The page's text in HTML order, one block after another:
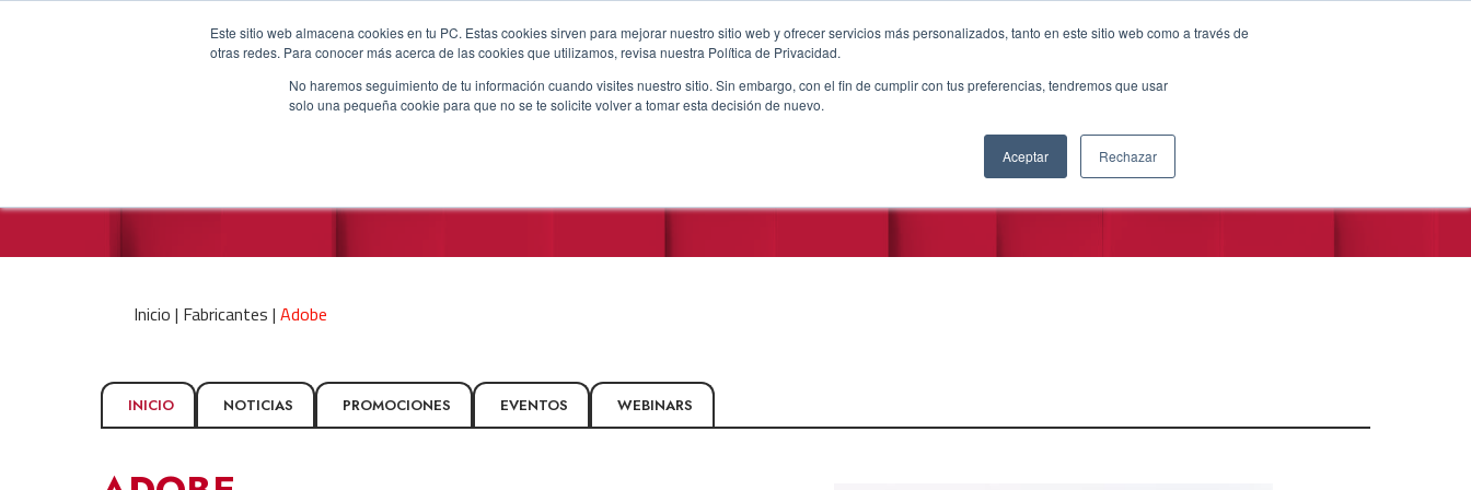
Este sitio web almacena cookies en tu PC. Estas cookies sirven para mejorar nuestro sitio web y ofrecer servicios más personalizados, tanto en este sitio web como a través de
otras redes. Para conocer más acerca de las cookies que utilizamos, revisa nuestra Política de Privacidad.
No haremos seguimiento de tu información cuando visites nuestro sitio. Sin embargo, con el fin de cumplir con tus preferencias, tendremos que usar
solo una pequeña cookie para que no se te solicite volver a tomar esta decisión de nuevo.
Aceptar Rechazar
Inicio | Fabricantes | Adobe
INICIO NOTICIAS PROMOCIONES EVENTOS WEBINARS